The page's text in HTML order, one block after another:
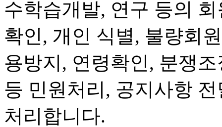
수학습개발, 연구 등의
확인, 개인 식별, 불량회
용방지, 연령확인, 분쟁
등 민원처리, 공지사항
처리합니다.